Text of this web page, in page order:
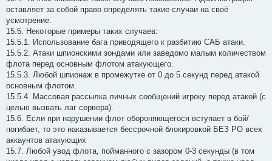
оставляет за собой право определять такие случаи на своё
усмотрение.
15.5. Некоторые примеры таких случаев:
15.5.1. Использование бага приводящего к разбитию САБ атаки.
15.5.2. Aтаки шпионскими зондами или заведомо малым количеством
флота перед основным флотом атакующего.
15.5.3. Любой шпионаж в промежутке от 0 до 5 секунд перед атакой
основным флотом.
15.5.4. Массовая рассылка личных сообщений игроку перед атакой (с
целью вызвать лаг сервера).
15.6. Если при нарушении флот обороняющегося вступает в бой/
погибает, то это наказывается бессрочной блокировкой БЕЗ РО всех
аккаунтов атакующих
15.7. Любой увод флота, пойманного с зазором 0-3 секунды (в том